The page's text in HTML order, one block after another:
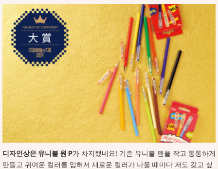
디자인상은 유니볼 원 P가 차지했네요! 기존 유니볼 펜을 작고 통통하게
만들고 귀여운 컬러를 입혀서 새로운 컬러가 나올 때마다 저도 갖고 싶